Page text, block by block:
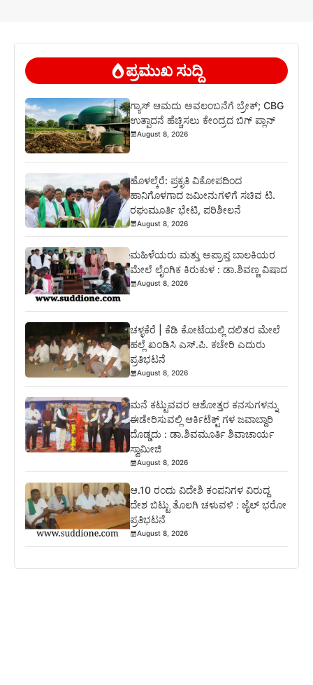
ಪ್ರಮುಖ ಸುದ್ದಿ
ಗ್ಯಾಸ್ ಆಮದು ಅವಲಂಬನೆಗೆ ಬ್ರೇಕ್; CBG
ಉತ್ಪಾದನೆ ಹೆಚ್ಚಿಸಲು ಕೇಂದ್ರದ ಬಿಗ್ ಪ್ಲಾನ್
August 8, 2026
ಹೊಳಲ್ಕೆರೆ: ಪ್ರಕೃತಿ ವಿಕೋಪದಿಂದ
ಹಾನಿಗೊಳಗಾದ ಜಮೀನುಗಳಿಗೆ ಸಚಿವ ಟಿ.
ರಘುಮೂರ್ತಿ ಭೇಟಿ, ಪರಿಶೀಲನೆ
August 8, 2026
ಮಹಿಳೆಯರು ಮತ್ತು ಅಪ್ರಾಪ್ತ ಬಾಲಕಿಯರ
ಮೇಲೆ ಲೈಂಗಿಕ ಕಿರುಕುಳ : ಡಾ.ಶಿವಣ್ಣ ವಿಷಾದ
August 8, 2026
ಚಳ್ಳಕೆರೆ | ಕೆಡಿ ಕೋಟೆಯಲ್ಲಿ ದಲಿತರ ಮೇಲೆ
ಹಲ್ಲೆ ಖಂಡಿಸಿ ಎಸ್.ಪಿ. ಕಚೇರಿ ಎದುರು
ಪ್ರತಿಭಟನೆ
August 8, 2026
ಮನೆ ಕಟ್ಟುವವರ ಆಶೋತ್ತರ ಕನಸುಗಳನ್ನು
ಈಡೇರಿಸುವಲ್ಲಿ ಆರ್ಕಿಟೆಕ್ಟ್ ಗಳ ಜವಾಬ್ದಾರಿ
ದೊಡ್ಡದು : ಡಾ.ಶಿವಮೂರ್ತಿ ಶಿವಾಚಾರ್ಯ
ಸ್ವಾಮೀಜಿ
August 8, 2026
ಆ.10 ರಂದು ವಿದೇಶಿ ಕಂಪನಿಗಳ ವಿರುದ್ದ
ದೇಶ ಬಿಟ್ಟು ತೊಲಗಿ ಚಳುವಳಿ : ಜೈಲ್ ಭರೋ
ಪ್ರತಿಭಟನೆ
August 8, 2026